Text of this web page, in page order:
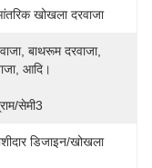
खोखला दरवाजा
बाथरूम दरवाजा,
आदि।
सेमी3
डिजाइन/खोखला